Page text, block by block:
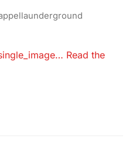
Read the